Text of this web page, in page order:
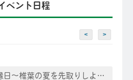
ベント日程
< >
～椎葉の夏を先取りしよう♪